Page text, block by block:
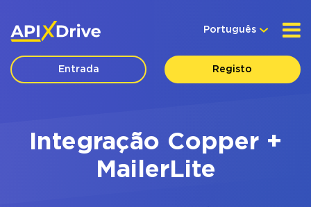
Português
Entrada Registo
Integração Copper +
MailerLite